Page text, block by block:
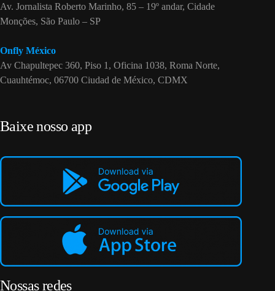
Av. Jornalista Roberto Marinho, 85 – 19º andar, Cidade
Monções, São Paulo – SP
Onfly México
Av Chapultepec 360, Piso 1, Oficina 1038, Roma Norte,
Cuauhtémoc, 06700 Ciudad de México, CDMX
Baixe nosso app
Nossas redes